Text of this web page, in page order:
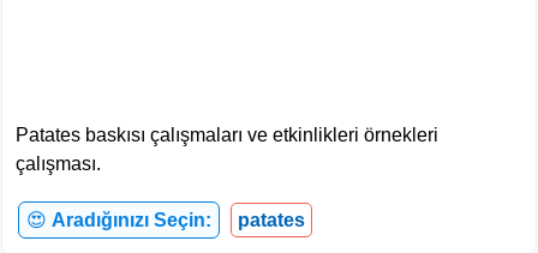
Patates baskısı çalışmaları ve etkinlikleri örnekleri
çalışması.
😍 Aradığınızı Seçin: patates